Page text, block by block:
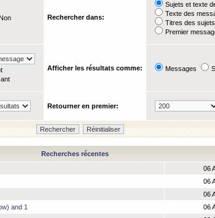
Non Rechercher dans:
Sujets et texte
Texte des
Titres des
Premier
Afficher les résultats comme: Messages
Retourner en premier:
Recherches récentes
06
06
06
and 1
06